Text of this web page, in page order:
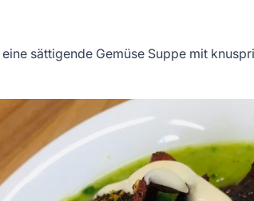
sättigende Gemüse Suppe mit